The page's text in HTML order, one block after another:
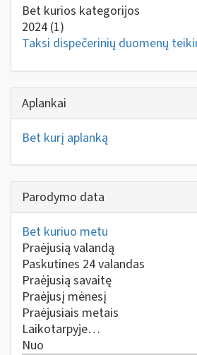
Bet kurios kategorijos
2024 (1)
Taksi dispečerinių duomenų
Aplankai
Bet kurį aplanką
Parodymo data
Bet kuriuo metu
Praėjusią valandą
Paskutines 24 valandas
Praėjusią savaitę
Praėjusį mėnesį
Praėjusiais metais
Laikotarpyje…
Nuo